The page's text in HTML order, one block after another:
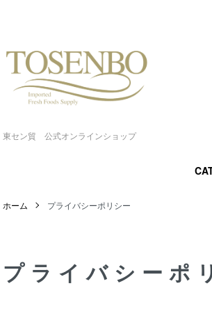
東セン貿 公式オンラインショップ
ホーム プライバシーポリシー
プライバシーポ